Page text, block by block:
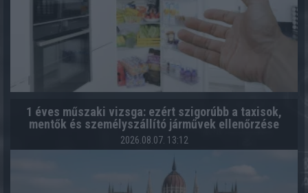
1 éves műszaki vizsga: ezért szigorúbb a taxisok,
mentők és személyszállító járművek ellenőrzése
2026.08.07. 13:12